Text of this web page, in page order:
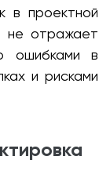
в проектной
не отражает
ошибками в
и рисками